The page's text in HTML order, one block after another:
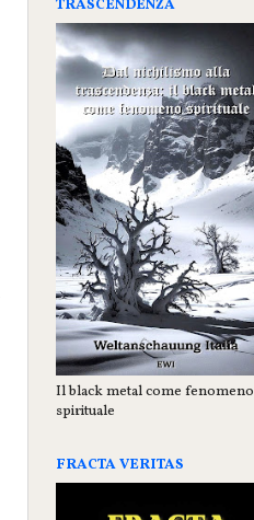
TRASCENDENZA
Il black metal come fenomeno
spirituale
FRACTA VERITAS